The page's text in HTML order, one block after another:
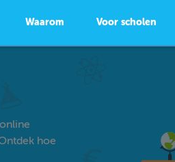
Waarom Voor scholen
hoe